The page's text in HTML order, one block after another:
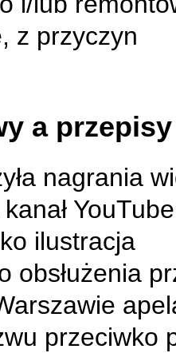
z przyczyn
a
nagrania
ilustracja
obsłużenia
przeciwko